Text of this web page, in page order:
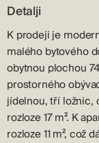
Detalji
K prodeji je
malého bytového
obytnou plochou
prostorného
jídelnou, tří ložnic,
rozloze 17 m². K
rozloze 11 m², což